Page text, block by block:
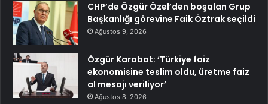
CHP’de Özgür Özel’den boşalan Grup
Başkanlığı görevine Faik Öztrak seçildi
Ağustos 9, 2026
Özgür Karabat: ‘Türkiye faiz
ekonomisine teslim oldu, üretme faiz
al mesajı veriliyor’
Ağustos 8, 2026